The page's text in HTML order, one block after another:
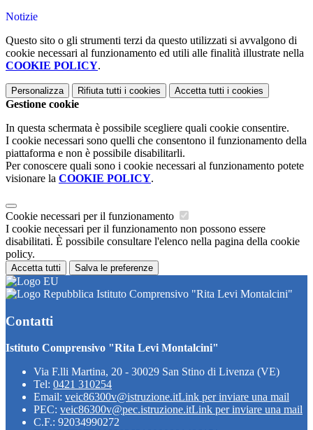
Notizie
Questo sito o gli strumenti terzi da questo utilizzati si avvalgono di
cookie necessari al funzionamento ed utili alle finalità illustrate nella
COOKIE POLICY.
Personalizza Rifiuta tutti i cookies Accetta tutti i cookies
Gestione cookie
In questa schermata è possibile scegliere quali cookie consentire.
I cookie necessari sono quelli che consentono il funzionamento della
piattaforma e non è possibile disabilitarli.
Per conoscere quali sono i cookie necessari al funzionamento potete
visionare la COOKIE POLICY.
Cookie necessari per il funzionamento
I cookie necessari per il funzionamento non possono essere
disabilitati. È possibile consultare l'elenco nella pagina della cookie
policy.
Accetta tutti Salva le preferenze
Istituto Comprensivo "Rita Levi Montalcini"
Contatti
Istituto Comprensivo "Rita Levi Montalcini"
Via F.lli Martina, 20 - 30029 San Stino di Livenza (VE)
Tel: 0421 310254
Email: veic86300v@istruzione.itLink per inviare una mail
PEC: veic86300v@pec.istruzione.itLink per inviare una mail
C.F.: 92034990272